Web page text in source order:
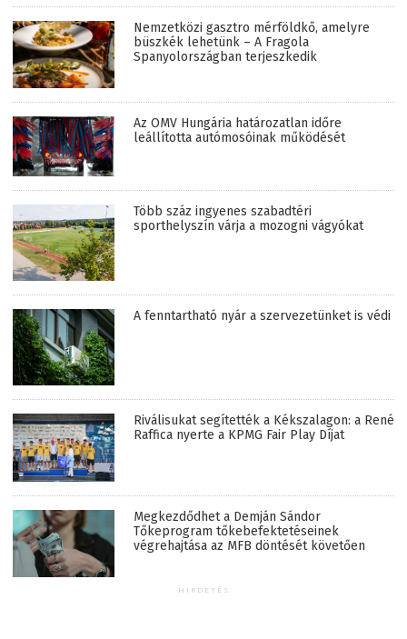
Nemzetközi gasztro mérföldkő, amelyre
büszkék lehetünk – A Fragola
Spanyolországban terjeszkedik
Az OMV Hungária határozatlan időre
leállította autómosóinak működését
Több száz ingyenes szabadtéri
sporthelyszín várja a mozogni vágyókat
A fenntartható nyár a szervezetünket is védi
Riválisukat segítették a Kékszalagon: a René
Raffica nyerte a KPMG Fair Play Díjat
Megkezdődhet a Demján Sándor
Tőkeprogram tőkebefektetéseinek
végrehajtása az MFB döntését követően
HIRDETÉS